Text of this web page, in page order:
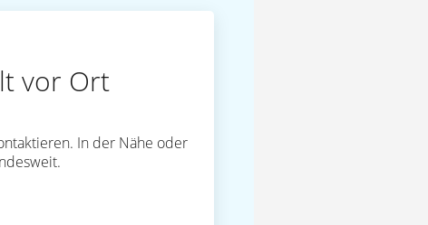
vor Ort
In der Nähe oder